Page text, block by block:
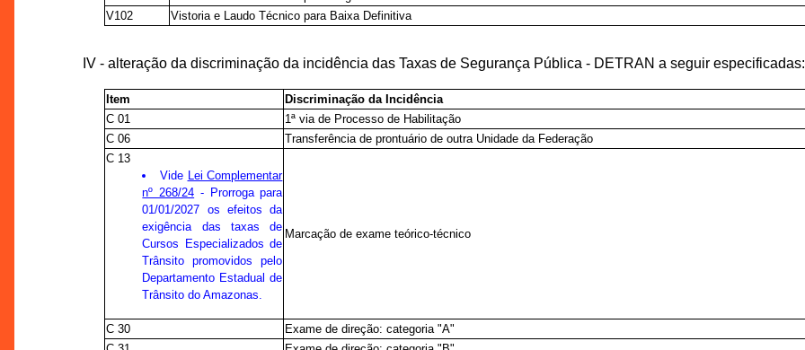
V102
Vistoria e Laudo Técnico para Baixa Definitiva
IV - alteração da discriminação da incidência das Taxas de Segurança Pública - DETRAN a seguir especificadas:
Item Discriminação da Incidência
C 01
1ª via de Processo de Habilitação
C 06
Transferência de prontuário de outra Unidade da Federação
C 13
Vide Lei Complementar
nº 268/24 - Prorroga para
01/01/2027 os efeitos da
exigência das taxas de
Cursos Especializados de
Trânsito promovidos pelo
Departamento Estadual de
Trânsito do Amazonas.
Marcação de exame teórico-técnico
C 30 Exame de direção: categoria "A"